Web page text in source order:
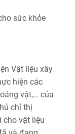
sức khỏe
Vật liệu xây
hiện các
vật,… của
chỉ thị
cho vật liệu